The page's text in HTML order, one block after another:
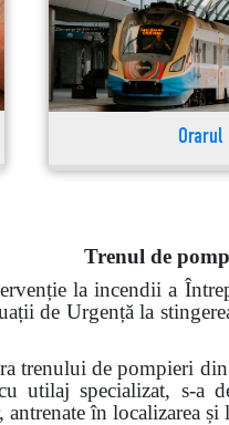
Trenul de
la incendii a
de Urgență la
trenului de pompieri
specializat, s-a
în localizarea